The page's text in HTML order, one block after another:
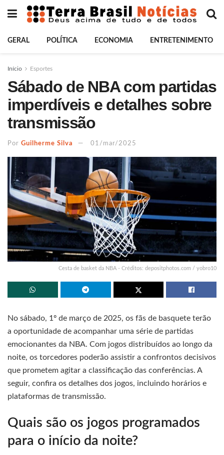
GERAL POLÍTICA ECONOMIA ENTRETENIMENTO
Início Esportes
Sábado de NBA com partidas
imperdíveis e detalhes sobre
transmissão
Por Guilherme Silva 01/mar/2025
Cesta de basket da NBA - Créditos: depositphotos.com / yobro10
No sábado, 1º de março de 2025, os fãs de basquete terão
a oportunidade de acompanhar uma série de partidas
emocionantes da NBA. Com jogos distribuídos ao longo da
noite, os torcedores poderão assistir a confrontos decisivos
que prometem agitar a classificação das conferências. A
seguir, confira os detalhes dos jogos, incluindo horários e
plataformas de transmissão.
Quais são os jogos programados
para o início da noite?